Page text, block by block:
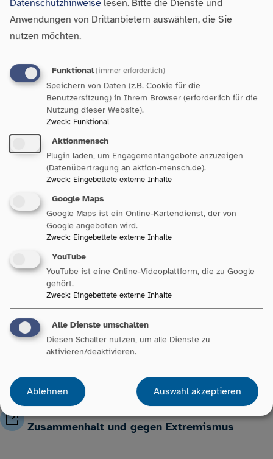
Extremismus in Bildungseinrichtungen, in sozialen Medien und
Aktivitäten und Hassreden sichtbar aufzustellen; uns in
unserem Verband auf allen Ebenen für mehr demokratische
Bildung und gegen Extremismus einzusetzen; mit Initiativen
Radikalisierung zu verhindern; Extremismus vorzubeugen sowie
uns gegenseitig zu stärken, wenn sich Anfeindungen gegen
uns selbst richten“, heißt es in der Resolution weiter.
Die Resolution ruft andere Organisationen, politische
dergleichen Entschlossenheit Extremismus zu bekämpfen und
die Gesellschaft vor dieser Bedrohung zu schützen. Medien,
Bürgergesellschaft und Bildungseinrichtungen sollten eine
aktive Rolle bei der Förderung von Toleranz und Akzeptanz
sowie der Verbreitung von Informationen über die Gefahren des
Extremismus übernehmen und jede*r Einzelne, Gesicht gegen
Extremismus, Rassismus, Radikalisierung und Hass zu zeigen.
Resolution für gesellschaftlichen
Zusammenhalt und gegen Extremismus
Datenschutzhinweise lesen. Bitte die Dienste und
Anwendungen von Drittanbietern auswählen, die Sie
nutzen möchten.
Funktional(immer erforderlich)
Speichern von Daten (z.B. Cookie für die
Benutzersitzung) in Ihrem Browser (erforderlich für die
Nutzung dieser Website).
Zweck: Funktional
Aktionmensch
Plugin laden, um Engagementangebote anzuzeigen
(Datenübertragung an aktion-mensch.de).
Zweck: Eingebettete externe Inhalte
Google Maps
Google Maps ist ein Online-Kartendienst, der von
Google angeboten wird.
Zweck: Eingebettete externe Inhalte
YouTube
YouTube ist eine Online-Videoplattform, die zu Google
gehört.
Zweck: Eingebettete externe Inhalte
Alle Dienste umschalten
Diesen Schalter nutzen, um alle Dienste zu
aktivieren/deaktivieren.
Ablehnen Auswahl akzeptieren